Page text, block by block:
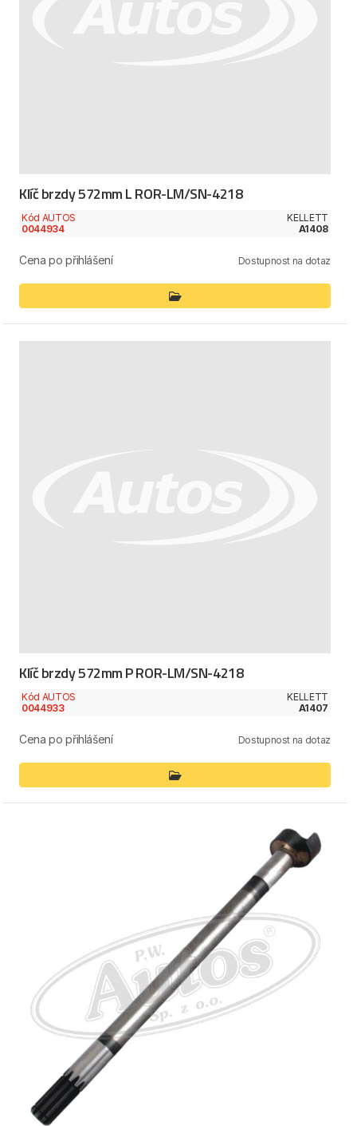
Klíč brzdy 572mm L ROR-LM/SN-4218
Kód AUTOS
0044934
KELLETT
A1408
Cena po přihlášení Dostupnost na dotaz
Klíč brzdy 572mm P ROR-LM/SN-4218
Kód AUTOS
0044933
KELLETT
A1407
Cena po přihlášení Dostupnost na dotaz